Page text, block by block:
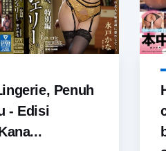
Penuh
- Edisi